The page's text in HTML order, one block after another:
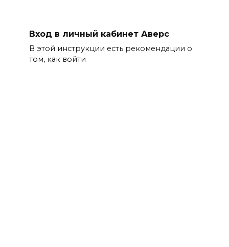
Вход в личный кабинет Аверс
В этой инструкции есть рекомендации о
том, как войти